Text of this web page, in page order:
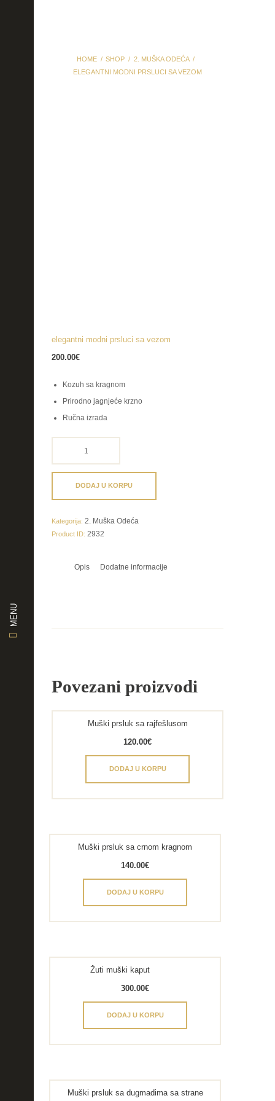
MENU
HOME SHOP
2. MUŠKA ODEĆA
ELEGANTNI MODNI PRSLUCI SA VEZOM
elegantni modni prsluci sa vezom
200.00€
Kozuh sa kragnom
Prirodno jagnjeće krzno
Ručna izrada
DODAJ U KORPU
Kategorija: 2. Muška Odeća
Product ID: 2932
Opis Dodatne informacije
Povezani proizvodi
Muški prsluk sa rajfešlusom
120.00€
DODAJ U KORPU
Muški prsluk sa crnom kragnom
140.00€
DODAJ U KORPU
Žuti muški kaput
300.00€
DODAJ U KORPU
Muški prsluk sa dugmadima sa strane